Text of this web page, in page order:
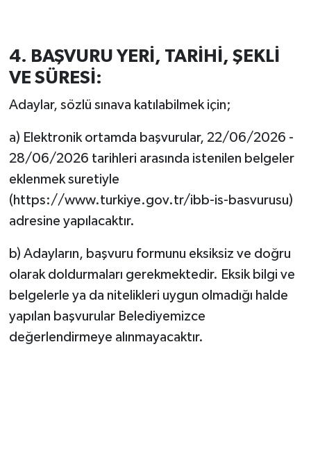
4. BAŞVURU YERİ, TARİHİ, ŞEKLİ
VE SÜRESİ:
Adaylar, sözlü sınava katılabilmek için;
a) Elektronik ortamda başvurular, 22/06/2026 -
28/06/2026 tarihleri arasında istenilen belgeler
eklenmek suretiyle
(https://www.turkiye.gov.tr/ibb-is-basvurusu)
adresine yapılacaktır.
b) Adayların, başvuru formunu eksiksiz ve doğru
olarak doldurmaları gerekmektedir. Eksik bilgi ve
belgelerle ya da nitelikleri uygun olmadığı halde
yapılan başvurular Belediyemizce
değerlendirmeye alınmayacaktır.